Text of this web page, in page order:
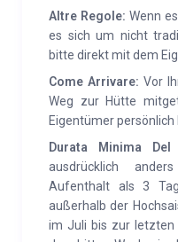
Hütte gebaut ist.
DIENSTLEISTUNGEN:
der Stadt, die
km), gibt es einen
Bank, eine
Busbahnhof. In Borgo
Krankenhaus, ein
charakteristisches
Fluss Brenta
Altre Regole: Wenn
es sich um nicht
bitte direkt mit dem
Come Arrivare: Vor
Weg zur Hütte
Eigentümer persönlich
Durata Minima Del
ausdrücklich
Aufenthalt als 3
außerhalb der
im Juli bis zur letzten